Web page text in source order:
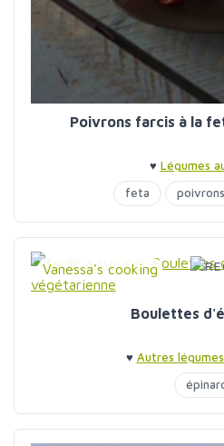
Poivrons farcis à la
♥ Légumes
feta
poivrons
Vanessa's cooking
Boulettes
♥ Autres